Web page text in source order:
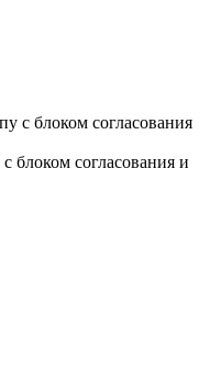
блоком согласования и